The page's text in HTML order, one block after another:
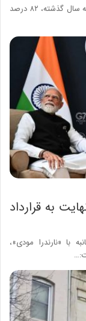
هزینه واردات انرژی هند در ماه مه نسبت به مدت مشابه سال گذشته، ۸۲ درصد
به قرارداد
با «نارندرا مودی»،